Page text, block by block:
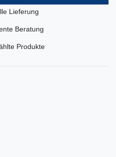
Lieferung
Beratung
Produkte